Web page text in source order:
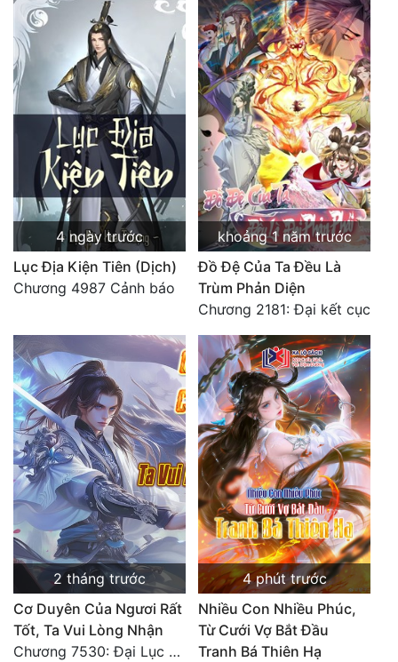
4 ngày trước
Lục Địa Kiện Tiên (Dịch)
Chương 4987 Cảnh báo
khoảng 1 năm trước
Đồ Đệ Của Ta Đều Là
Trùm Phản Diện
Chương 2181: Đại kết cục
2 tháng trước
Cơ Duyên Của Ngươi Rất
Tốt, Ta Vui Lòng Nhận
Chương 7530: Đại Lục Khởi Nguyên – Kiến Thành 71
4 phút trước
Nhiều Con Nhiều Phúc,
Từ Cưới Vợ Bắt Đầu
Tranh Bá Thiên Hạ